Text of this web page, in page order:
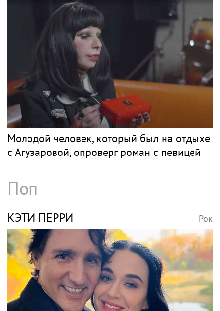
Молодой человек, который был на отдыхе
с Агузаровой, опроверг роман с певицей
Поп
КЭТИ ПЕРРИ Рок